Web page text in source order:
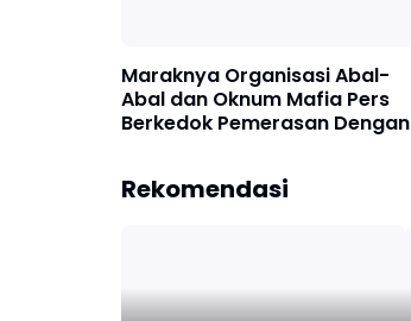
Maraknya Organisasi Abal-
Abal dan Oknum Mafia Pers
Berkedok Pemerasan Dengan
Aparat Bertindak
Rekomendasi